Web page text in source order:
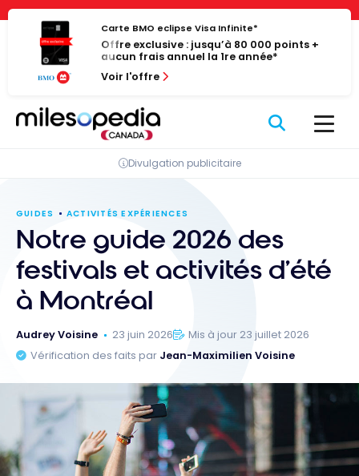
Panneau de gestion des cookies
Passer
contenu
Carte BMO eclipse Visa Infinite*
Offre exclusive : jusqu’à 80 000 points +
aucun frais annuel la 1re année*
Voir l'offre
Divulgation publicitaire
GUIDES ACTIVITÉS EXPÉRIENCES
Notre guide 2026 des
festivals et activités d’été
à Montréal
Audrey Voisine 23 juin 2026
Mis à jour 23 juillet 2026
Vérification des faits par Jean-Maximilien Voisine